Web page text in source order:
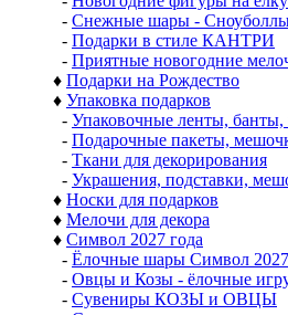
- Снежные шары -
- Подарки в стиле КАНТРИ
- Приятные новогодние
♦ Подарки на Рождество
♦ Упаковка подарков
- Упаковочные ленты, банты,
- Подарочные пакеты,
- Ткани для декорирования
- Украшения, подставки,
♦ Носки для подарков
♦ Мелочи для декора
♦ Символ 2027 года
- Ёлочные шары Символ 2027
- Овцы и Козы - ёлочные
- Сувениры КОЗЫ и ОВЦЫ